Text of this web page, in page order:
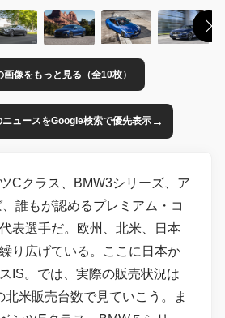
画像をもっと見る（全10枚）
ュースをGoogle検索で優先表示→
Cクラス、BMW3シリーズ、ア
誰もが認めるプレミアム・コ
表選手だ。欧州、北米、日本
り広げている。ここに日本か
IS。では、実際の販売状況は
北米販売台数で見ていこう。ま